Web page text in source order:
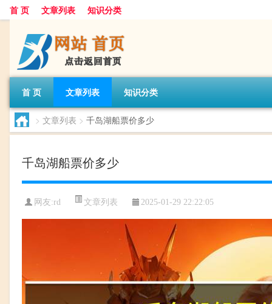
首 页 文章列表 知识分类
首 页 文章列表 知识分类
> 文章列表 > 千岛湖船票价多少
千岛湖船票价多少
网友:rd 文章列表 2025-01-29 22:22:05